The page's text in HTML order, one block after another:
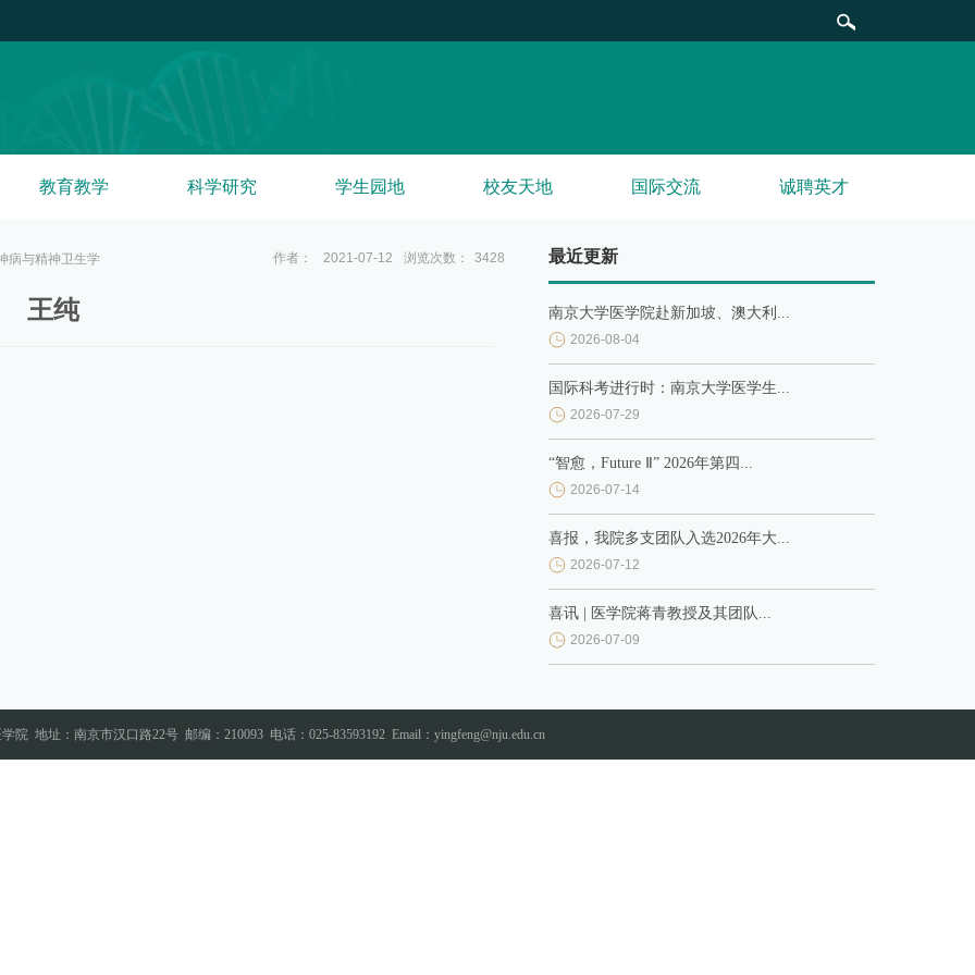
教育教学 科学研究 学生园地 校友天地 国际交流 诚聘英才
病与精神卫生学 作者： 2021-07-12 浏览次数： 3428
王纯
最近更新
南京大学医学院赴新加坡、澳大利...
2026-08-04
国际科考进行时：南京大学医学生...
2026-07-29
“智愈，Future Ⅱ” 2026年第四...
2026-07-14
喜报，我院多支团队入选2026年大...
2026-07-12
喜讯 | 医学院蒋青教授及其团队...
2026-07-09
院 地址：南京市汉口路22号 邮编：210093 电话：025-83593192 Email：yingfeng@nju.edu.cn